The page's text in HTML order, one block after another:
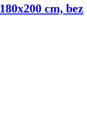
180x200 cm, bez